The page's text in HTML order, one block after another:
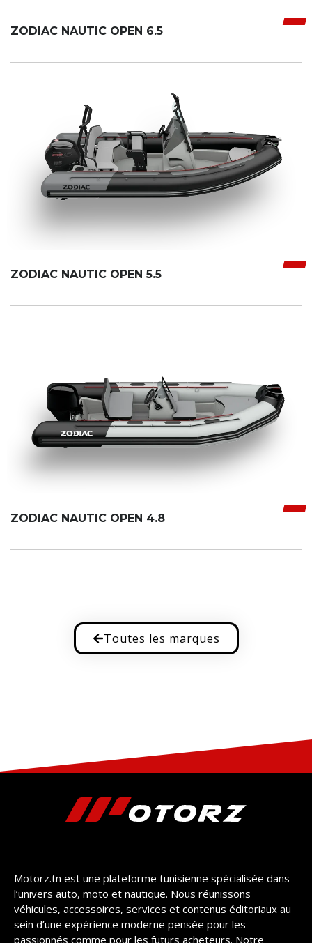
ZODIAC NAUTIC OPEN 6.5
ZODIAC NAUTIC OPEN 5.5
ZODIAC NAUTIC OPEN 4.8
Toutes les marques
Motorz.tn est une plateforme tunisienne spécialisée dans
l’univers auto, moto et nautique. Nous réunissons
véhicules, accessoires, services et contenus éditoriaux au
sein d’une expérience moderne pensée pour les
passionnés comme pour les futurs acheteurs. Notre